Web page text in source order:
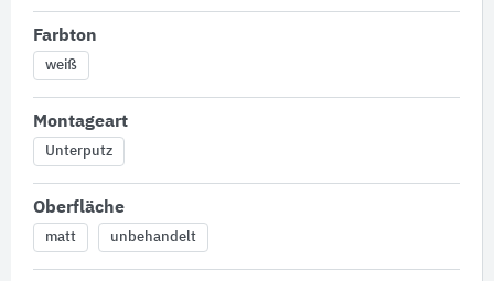
Farbton
weiß
Montageart
Unterputz
Oberfläche
matt unbehandelt